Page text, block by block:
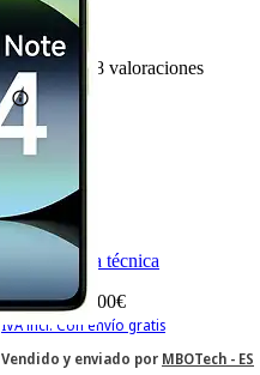
Ficha técnica
8Basado en 8 valoraciones
325,– €325,00€
IVA incl. Con envío gratis
Vendido y enviado por MBOTech - ES